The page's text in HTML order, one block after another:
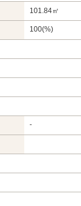
101.84㎡
100(%)
-